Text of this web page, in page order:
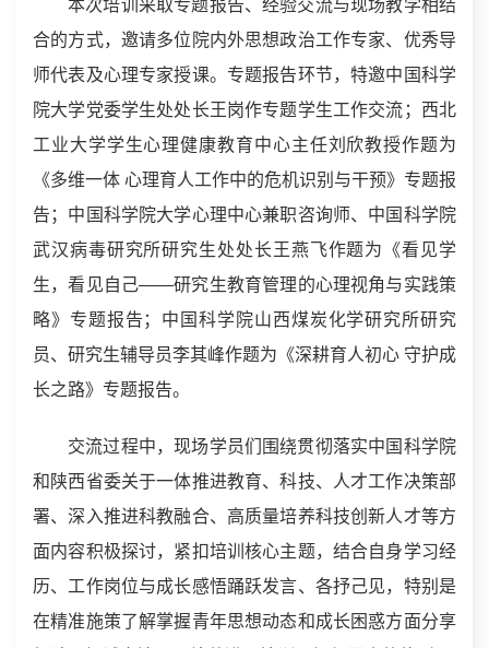
本次培训采取专题报告、经验交流与现场教学相结
合的方式，邀请多位院内外思想政治工作专家、优秀导
师代表及心理专家授课。专题报告环节，特邀中国科学
院大学党委学生处处长王岗作专题学生工作交流；西北
工业大学学生心理健康教育中心主任刘欣教授作题为
《多维一体 心理育人工作中的危机识别与干预》专题报
告；中国科学院大学心理中心兼职咨询师、中国科学院
武汉病毒研究所研究生处处长王燕飞作题为《看见学
生，看见自己——研究生教育管理的心理视角与实践策
略》专题报告；中国科学院山西煤炭化学研究所研究
员、研究生辅导员李其峰作题为《深耕育人初心 守护成
长之路》专题报告。
交流过程中，现场学员们围绕贯彻落实中国科学院
和陕西省委关于一体推进教育、科技、人才工作决策部
署、深入推进科教融合、高质量培养科技创新人才等方
面内容积极探讨，紧扣培训核心主题，结合自身学习经
历、工作岗位与成长感悟踊跃发言、各抒己见，特别是
在精准施策了解掌握青年思想动态和成长困惑方面分享